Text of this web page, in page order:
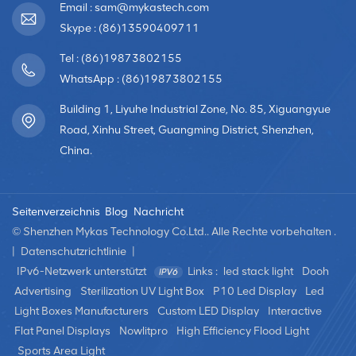
Beinhaltet den automatisierten Kauf und Verkauf von
Werbeflächen auf LED-Bildschirmen in Echtzeitauktionen
für eine effizientere und personalisiertere
Anzeigenbereitstellung.2. Schlüsselkomponenten:LED-
Bildschirme, die lebendige und ansprechende Inhalte
anzeigen können.Ad Exchanges und SSPs: Plattformen,
auf denen DOOH-Inventar auf LED-Bildschirmen für den
Von Werbetreibenden genutzte Plattformen, um auf
verfügbaren LED-Bildschirmbestand zu bieten und
programmatische Kampagnen zu verwalten.3. So
funktioniert programmatisches DOOH auf LED-
Bildschirmen:Echtzeitgebote (RTB): Werbetreibende
bieten in Echtzeit auf der Grundlage von Targeting-
Parametern für verfügbare Anzeigenplätze auf LED-
Bildschirmen.Dynamische Inhalte: Inhalte auf LED-
Bildschirmen können in Echtzeit basierend auf Faktoren
Email : sam@mykastech.com
Skype : (86)13590409711
Tel : (86)19873802155
WhatsApp : (86)19873802155
Building 1, Liyuhe Industrial Zone, No. 85, Xiguangyue
Road, Xinhu Street, Guangming District, Shenzhen,
China.
Seitenverzeichnis Blog Nachricht
© Shenzhen Mykas Technology Co.Ltd.. Alle Rechte vorbehalten .
Datenschutzrichtlinie
IPv6-Netzwerk unterstützt
Links : led stack light
Dooh
Advertising
Sterilization UV Light Box P10 Led Display
Led
Light Boxes Manufacturers
Custom LED Display
Interactive
Flat Panel Displays
Nowlitpro
High Efficiency Flood Light
Sports Area Light